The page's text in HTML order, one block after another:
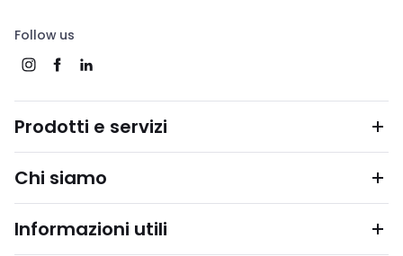
Follow us
Prodotti e servizi
Chi siamo
Informazioni utili